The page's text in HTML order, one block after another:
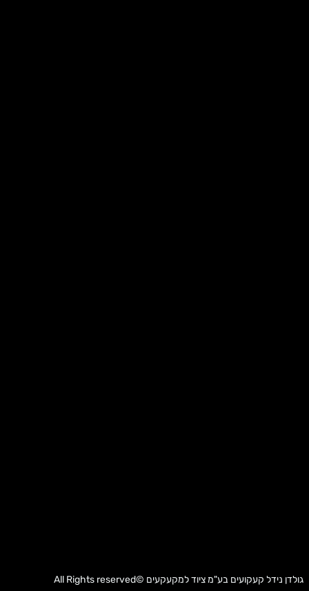
גולדן נידל קעקועים בע"מציוד למקעקעים ©All Rights reserved